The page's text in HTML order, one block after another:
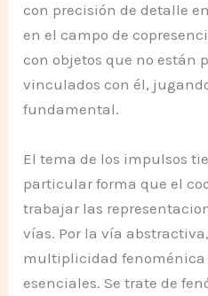
con precisión de detalle
en el campo de
con objetos que no están
vinculados con él,
fundamental.
El tema de los impulsos
particular forma que el
trabajar las
vías. Por la vía
multiplicidad fenoménica
esenciales. Se trate de